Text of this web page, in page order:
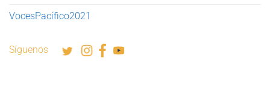
VocesPacífico2021
Síguenos